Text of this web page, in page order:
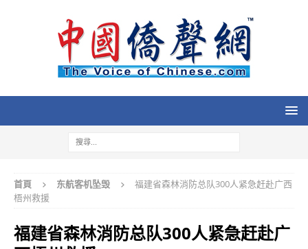
首頁 东航客机坠毁
福建省森林消防总队300人紧急赶赴广西
梧州救援
福建省森林消防总队300人紧急赶赴广